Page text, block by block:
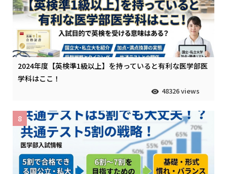
2024年度【英検準1級以上】を持っていると有利な医学部医
学科はここ！
48326 views
8